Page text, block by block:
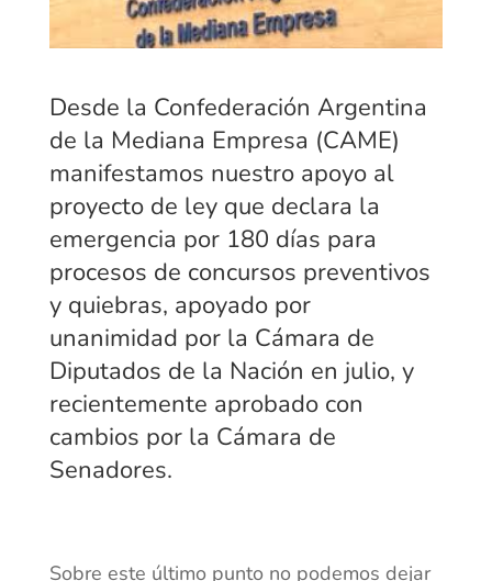
Desde la Confederación Argentina
de la Mediana Empresa (CAME)
manifestamos nuestro apoyo al
proyecto de ley que declara la
emergencia por 180 días para
procesos de concursos preventivos
y quiebras, apoyado por
unanimidad por la Cámara de
Diputados de la Nación en julio, y
recientemente aprobado con
cambios por la Cámara de
Senadores.
Sobre este último punto no podemos dejar